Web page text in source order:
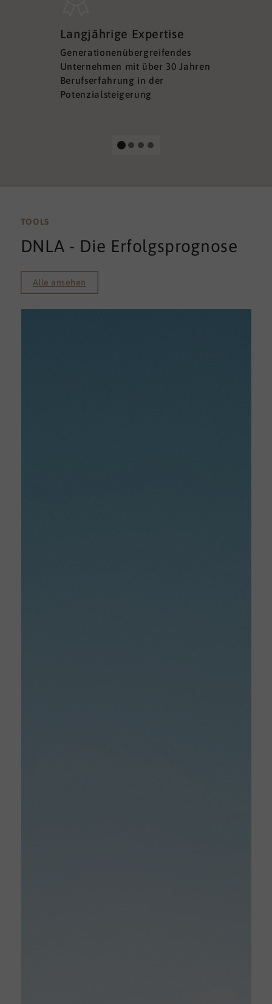
Langjährige Expertise
Generationenübergreifendes
Unternehmen mit über 30 Jahren
Berufserfahrung in der
Potenzialsteigerung
TOOLS
DNLA - Die Erfolgsprognose
Alle ansehen